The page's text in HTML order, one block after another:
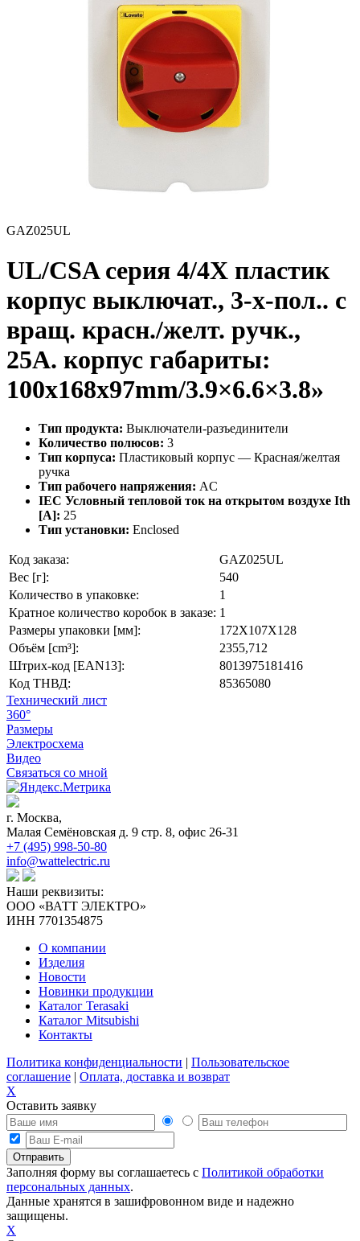
GAZ025UL
UL/CSA серия 4/4X пластик
корпус выключат., 3-х-пол.. с
вращ. красн./желт. ручк.,
25A. корпус габариты:
100x168x97mm/3.9×6.6×3.8»
Тип продукта: Выключатели-разъединители
Количество полюсов: 3
Тип корпуса: Пластиковый корпус — Красная/желтая
ручка
Тип рабочего напряжения: AC
IEC Условный тепловой ток на открытом воздухе Ith
[A]: 25
Тип установки: Enclosed
Код заказа:
GAZ025UL
Вес [г]:
540
Количество в упаковке:
1
Кратное количество коробок в заказе: 1
Размеры упаковки [мм]:
172X107X128
Объём [cm³]:
2355,712
Штрих-код [EAN13]:
8013975181416
Код ТНВД:
85365080
Технический лист
360°
Размеры
Электросхема
Видео
Связаться со мной
г. Москва,
Малая Семёновская д. 9 стр. 8, офис 26-31
+7 (495) 998-50-80
info@wattelectric.ru
Наши реквизиты:
ООО «ВАТТ ЭЛЕКТРО»
ИНН 7701354875
О компании
Изделия
Новости
Новинки продукции
Каталог Terasaki
Каталог Mitsubishi
Контакты
Политика конфиденциальности | Пользовательское
соглашение | Оплата, доставка и возврат
X
Оставить заявку
Заполняя форму вы соглашаетесь с Политикой обработки
персональных данных.
Данные хранятся в зашифровонном виде и надежно
защищены.
X